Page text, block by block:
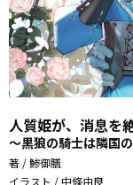
人質姫が、消息を
～黒狼の騎士は隣国
著 / 鯵御膳
イラスト / 中條由良